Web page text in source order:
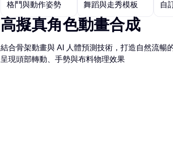
格鬥與動作姿勢 舞蹈與走秀模板 自
高擬真角色動畫合成
結合骨架動畫與 AI 人體預測技術，打造自然流暢
呈現頭部轉動、手勢與布料物理效果